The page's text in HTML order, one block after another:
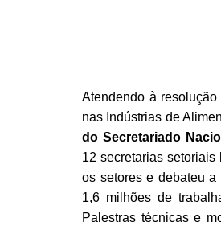
Atendendo à
nas Indústrias de
do Secretariado
12 secretarias
os setores e debateu
1,6 milhões de
Palestras técnicas e